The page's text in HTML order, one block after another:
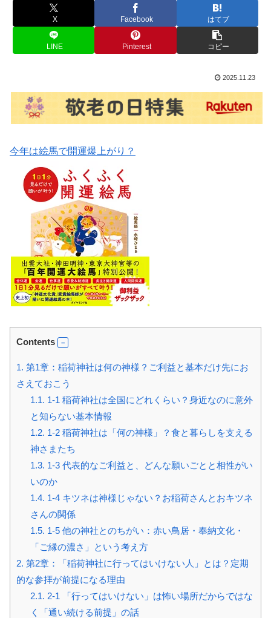
X Facebook はてブ
LINE Pinterest コピー
2025.11.23
今年は絵馬で開運爆上がり？
Contents
1. 第1章：稲荷神社は何の神様？ご利益と基本だけ先にお
さえておこう
1.1. 1-1 稲荷神社は全国にどれくらい？身近なのに意外
と知らない基本情報
1.2. 1-2 稲荷神社は「何の神様」？食と暮らしを支える
神さまたち
1.3. 1-3 代表的なご利益と、どんな願いごとと相性がい
いのか
1.4. 1-4 キツネは神様じゃない？お稲荷さんとおキツネ
さんの関係
1.5. 1-5 他の神社とのちがい：赤い鳥居・奉納文化・
「ご縁の濃さ」という考え方
2. 第2章：「稲荷神社に行ってはいけない人」とは？定期
的な参拝が前提になる理由
2.1. 2-1 「行ってはいけない」は怖い場所だからではな
く「通い続ける前提」の話